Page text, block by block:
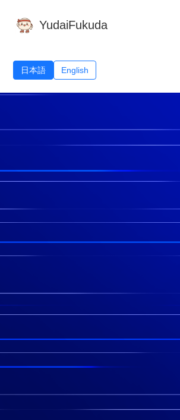
YudaiFukuda
日本語 English